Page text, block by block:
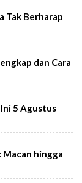
Tak Berharap
dan Cara
5 Agustus
hingga